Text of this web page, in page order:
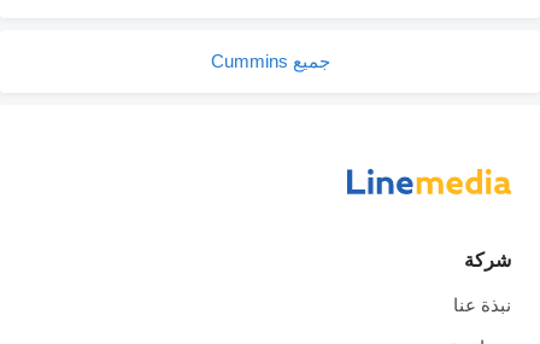
جميع Cummins
شركة
نبذة عنا